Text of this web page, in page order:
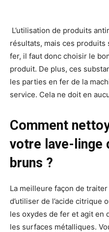
L’utilisation de produits
résultats, mais ces
fer, il faut donc choisir le
produit. De plus, ces
les parties en fer de la
service. Cela ne doit en
Comment
votre lave-linge
bruns ?
La meilleure façon de
d’utiliser de l’acide citrique
les oxydes de fer et agit en
les surfaces métalliques.